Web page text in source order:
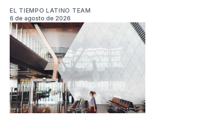
EL TIEMPO LATINO TEAM
6 de agosto de 2026